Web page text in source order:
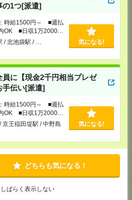
の1つ[派遣]
時給1500円～ ■週払
OK ■日収1万2000円
/ 北池袋駅 / … 気になる!
に【現金2千円相当プレゼ
手伝い[派遣]
時給1500円～ ■週払
OK ■日収1万2000円
京王稲田堤駅 / 中野島
気になる!
どちらも気になる！
しばらく表示しない
寺本町1丁目14番5号 吉祥寺本町ビル5F
丁目36番14号 ビオレ町田ビル3F
区駅前本町3-1 NMF川崎東口ビル7F
川区鶴屋町2-23-2 TSプラザビルディング